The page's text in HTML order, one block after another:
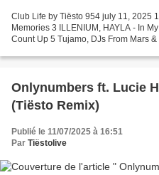
Club Life by Tiësto 954 july 11, 2025
Memories 3 ILLENIUM, HAYLA - In
Count Up 5 Tujamo, DJs From Mars
Onlynumbers ft. Lucie
(Tiësto Remix)
Publié le 11/07/2025 à 16:51
Par Tiëstolive